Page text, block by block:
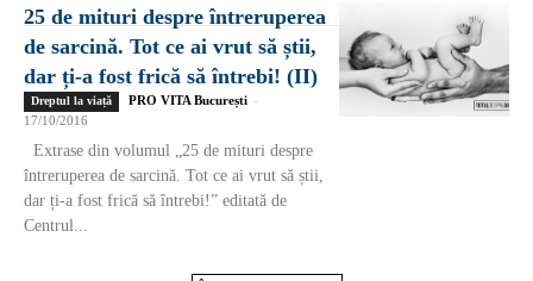
25 de mituri despre întreruperea
de sarcină. Tot ce ai vrut să știi,
dar ți-a fost frică să întrebi! (II)
Dreptul la viață PRO VITA București -
17/10/2016
Extrase din volumul „25 de mituri despre
întreruperea de sarcină. Tot ce ai vrut să știi,
dar ți-a fost frică să întrebi!” editată de
Centrul...